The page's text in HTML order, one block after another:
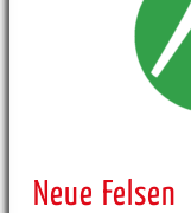
Neue Felsen